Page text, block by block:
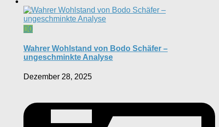
0
Wahrer Wohlstand von Bodo Schäfer –
ungeschminkte Analyse
Dezember 28, 2025